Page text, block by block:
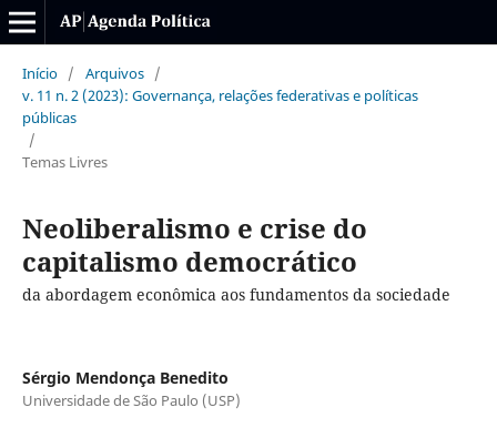
Início / Arquivos /
v. 11 n. 2 (2023): Governança, relações federativas e políticas
públicas
/
Temas Livres
Neoliberalismo e crise do
capitalismo democrático
da abordagem econômica aos fundamentos da sociedade
Sérgio Mendonça Benedito
Universidade de São Paulo (USP)